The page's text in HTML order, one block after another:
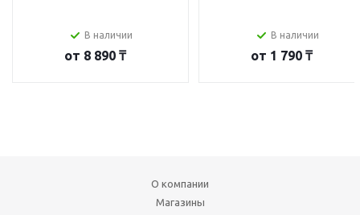
В наличии
от 8 890 ₸
В наличии
от 1 790 ₸
О компании
Магазины